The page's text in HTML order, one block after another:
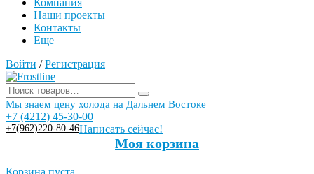
Компания
Наши проекты
Контакты
Еще
Войти / Регистрация
Мы знаем цену холода на Дальнем Востоке
+7 (4212) 45-30-00
+7(962)220-80-46Написать сейчас!
Моя корзина
Корзина пуста